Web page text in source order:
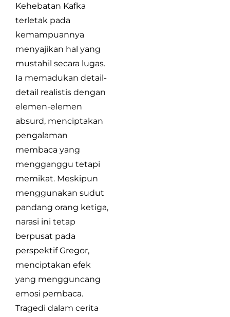
Kehebatan Kafka
terletak pada
kemampuannya
menyajikan hal yang
mustahil secara lugas.
Ia memadukan detail-
detail realistis dengan
elemen-elemen
absurd, menciptakan
pengalaman
membaca yang
mengganggu tetapi
memikat. Meskipun
menggunakan sudut
pandang orang ketiga,
narasi ini tetap
berpusat pada
perspektif Gregor,
menciptakan efek
yang mengguncang
emosi pembaca.
Tragedi dalam cerita